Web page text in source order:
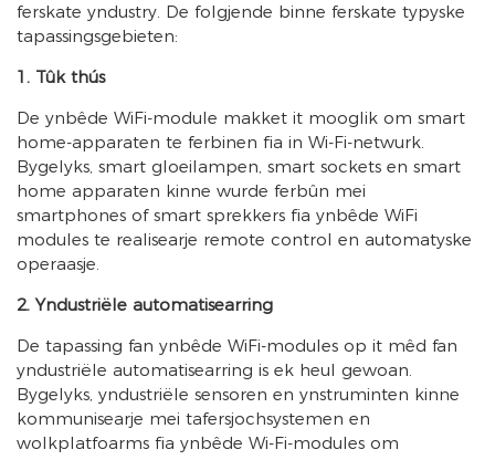
ferskate yndustry. De folgjende binne ferskate typyske
tapassingsgebieten:
1. Tûk thús
De ynbêde WiFi-module makket it mooglik om smart
home-apparaten te ferbinen fia in Wi-Fi-netwurk.
Bygelyks, smart gloeilampen, smart sockets en smart
home apparaten kinne wurde ferbûn mei
smartphones of smart sprekkers fia ynbêde WiFi
modules te realisearje remote control en automatyske
operaasje.
2. Yndustriële automatisearring
De tapassing fan ynbêde WiFi-modules op it mêd fan
yndustriële automatisearring is ek heul gewoan.
Bygelyks, yndustriële sensoren en ynstruminten kinne
kommunisearje mei tafersjochsystemen en
wolkplatfoarms fia ynbêde Wi-Fi-modules om